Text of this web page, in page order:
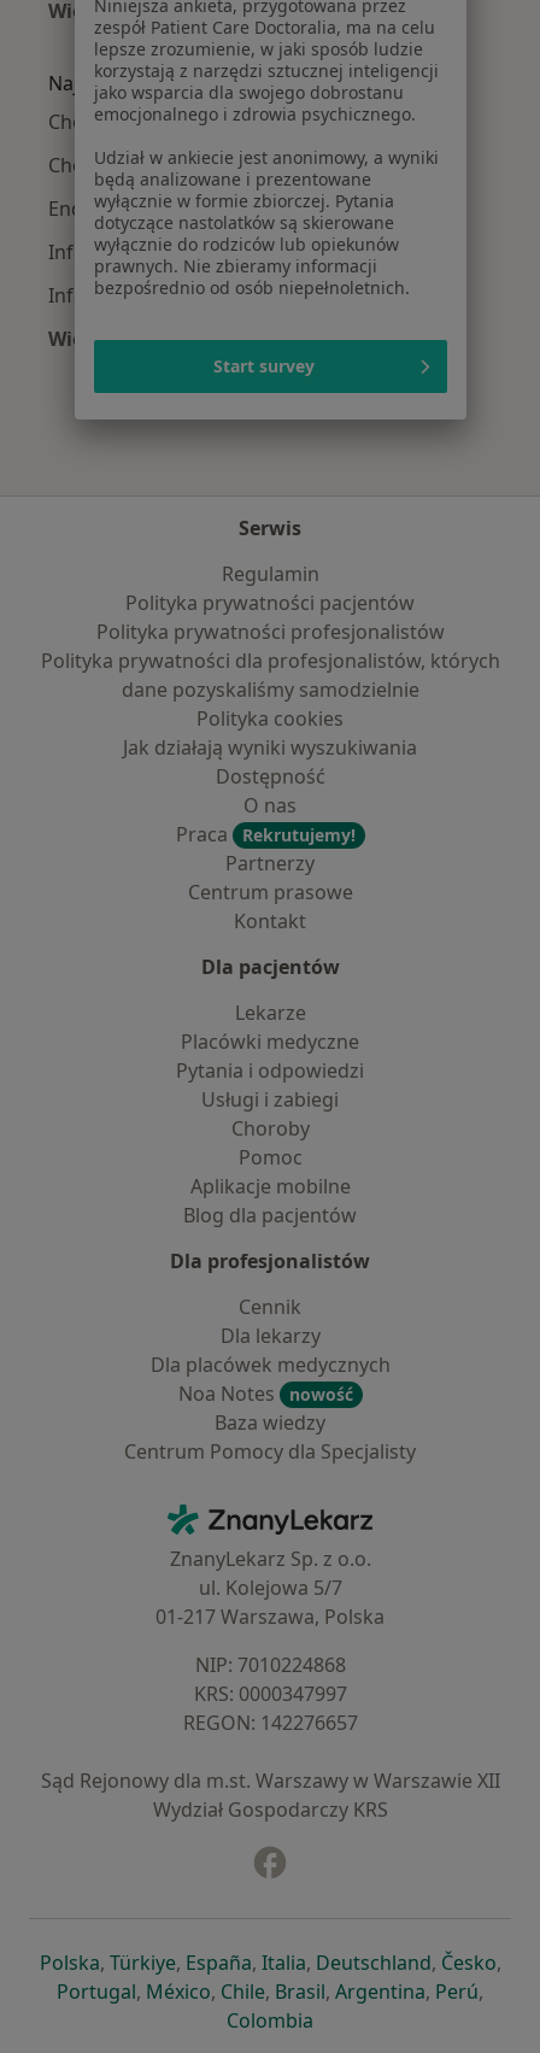
Więcej (15)
Więcej w kategorii: W pobliżu Kęt
Najczęście leczone choroby
Choroby ginekologiczne w Kętach
Choroby szyjki macicy w Kętach
Endometrioza w Kętach
Infekcja HPV w Kętach
Infekcje dróg rodnych w Kętach
Więcej (14)
Więcej w kategorii: Najczęście leczone
Serwis
Regulamin
Polityka prywatności pacjentów
Polityka prywatności profesjonalistów
Polityka prywatności dla profesjonalistów, których
dane pozyskaliśmy samodzielnie
Polityka cookies
Jak działają wyniki wyszukiwania
Dostępność
O nas
Praca
Rekrutujemy!
Partnerzy
Centrum prasowe
Kontakt
Dla pacjentów
Lekarze
Placówki medyczne
Pytania i odpowiedzi
Usługi i zabiegi
Choroby
Pomoc
Aplikacje mobilne
Blog dla pacjentów
Dla profesjonalistów
Cennik
Dla lekarzy
Dla placówek medycznych
Noa Notes
nowość
Baza wiedzy
Centrum Pomocy dla Specjalisty
ZnanyLekarz - Strona główna
ZnanyLekarz Sp. z o.o.
ul. Kolejowa 5/7
01-217 Warszawa, Polska
NIP: ⁠7010224868
KRS: ⁠0000347997
REGON: ⁠142276657
Sąd Rejonowy dla m.st. Warszawy w Warszawie XII
Wydział Gospodarczy KRS
Polskaotwiera się w nowej karcie
, Türkiyeotwiera się w nowej karcie
, Españaotwiera się w nowej karcie
, Italiaotwiera się w nowej
, Deutschlandotwiera się
, Česko,
Portugalotwiera się w nowej karcie
, Méxicootwiera się w nowej karcie
, Chileotwiera się w nowej karcie
, Brasilotwiera się w nowej
, Argentinaotwiera się
, Perú,
Colombia
Niniejsza ankieta, przygotowana przez
zespół Patient Care Doctoralia, ma na celu
lepsze zrozumienie, w jaki sposób ludzie
korzystają z narzędzi sztucznej inteligencji
jako wsparcia dla swojego dobrostanu
emocjonalnego i zdrowia psychicznego.
Udział w ankiecie jest anonimowy, a wyniki
będą analizowane i prezentowane
wyłącznie w formie zbiorczej. Pytania
dotyczące nastolatków są skierowane
wyłącznie do rodziców lub opiekunów
prawnych. Nie zbieramy informacji
bezpośrednio od osób niepełnoletnich.
Start survey